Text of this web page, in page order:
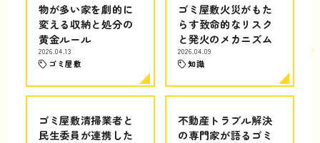
物が多い家を劇的に
変える収納と処分の
黄金ルール
2026.04.13
ゴミ屋敷
ゴミ屋敷火災がもた
らす致命的なリスク
と発火のメカニズム
2026.04.09
知識
ゴミ屋敷清掃業者と
民生委員が連携した
不動産トラブル解決
の専門家が語るゴミ